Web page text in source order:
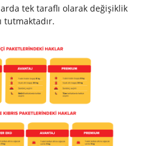
tek taraflı olarak değişiklik
tutmaktadır.